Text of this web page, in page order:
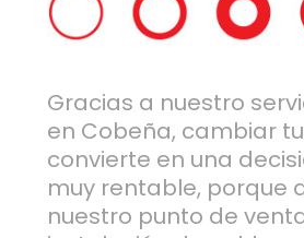
Gracias a nuestro
en Cobeña, cambiar
convierte en una
muy rentable, porque
nuestro punto de